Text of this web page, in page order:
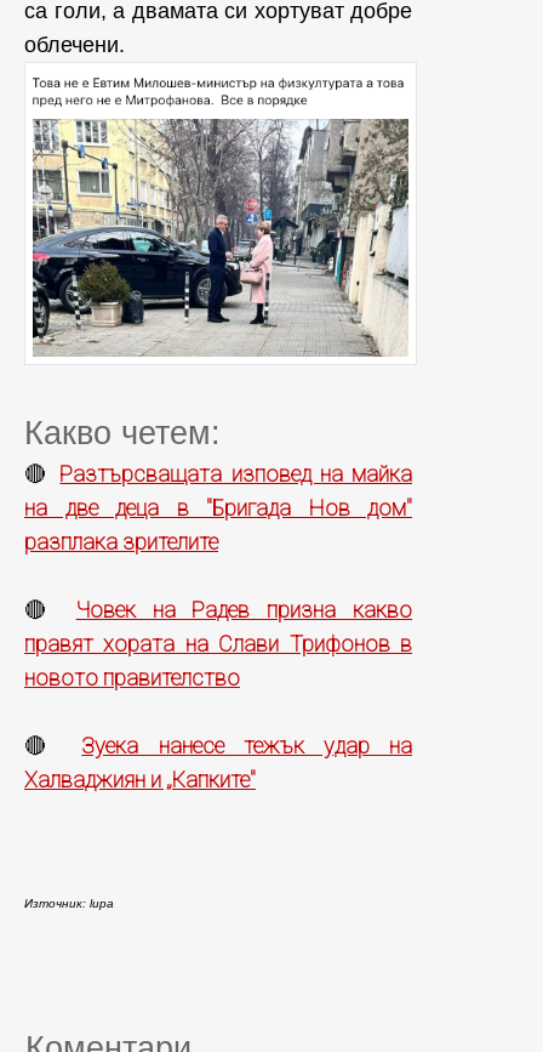
са голи, а двамата си хортуват добре
облечени.
Какво четем:
🔴 Разтърсващата изповед на майка
на две деца в "Бригада Нов дом"
разплака зрителите
🔴 Човек на Радев призна какво
правят хората на Слави Трифонов в
новото правителство
🔴 Зуека нанесе тежък удар на
Халваджиян и „Капките"
Източник: lupa